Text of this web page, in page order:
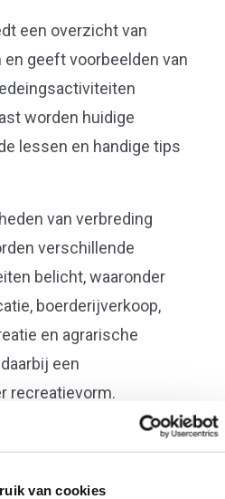
van cookies
een overzicht van
geeft voorbeelden van
worden huidige
lessen en handige tips
van verbreding
verschillende
belicht, waaronder
boerderijverkoop,
en agrarische
een
recreatievorm.
ordening, financiering